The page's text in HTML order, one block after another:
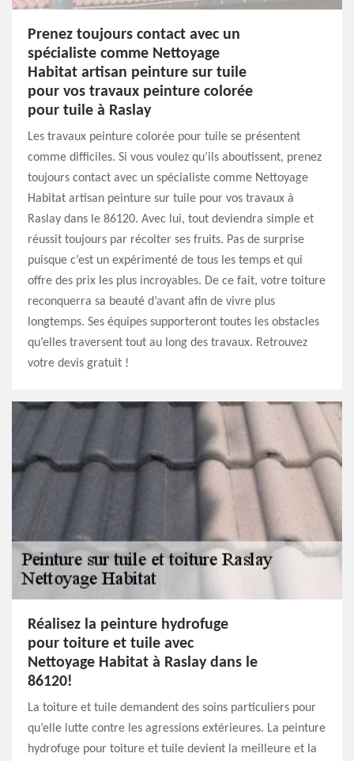
Prenez toujours contact avec un
spécialiste comme Nettoyage
Habitat artisan peinture sur tuile
pour vos travaux peinture colorée
pour tuile à Raslay
Les travaux peinture colorée pour tuile se présentent
comme difficiles. Si vous voulez qu’ils aboutissent, prenez
toujours contact avec un spécialiste comme Nettoyage
Habitat artisan peinture sur tuile pour vos travaux à
Raslay dans le 86120. Avec lui, tout deviendra simple et
réussit toujours par récolter ses fruits. Pas de surprise
puisque c’est un expérimenté de tous les temps et qui
offre des prix les plus incroyables. De ce fait, votre toiture
reconquerra sa beauté d’avant afin de vivre plus
longtemps. Ses équipes supporteront toutes les obstacles
qu’elles traversent tout au long des travaux. Retrouvez
votre devis gratuit !
Réalisez la peinture hydrofuge
pour toiture et tuile avec
Nettoyage Habitat à Raslay dans le
86120!
La toiture et tuile demandent des soins particuliers pour
qu’elle lutte contre les agressions extérieures. La peinture
hydrofuge pour toiture et tuile devient la meilleure et la